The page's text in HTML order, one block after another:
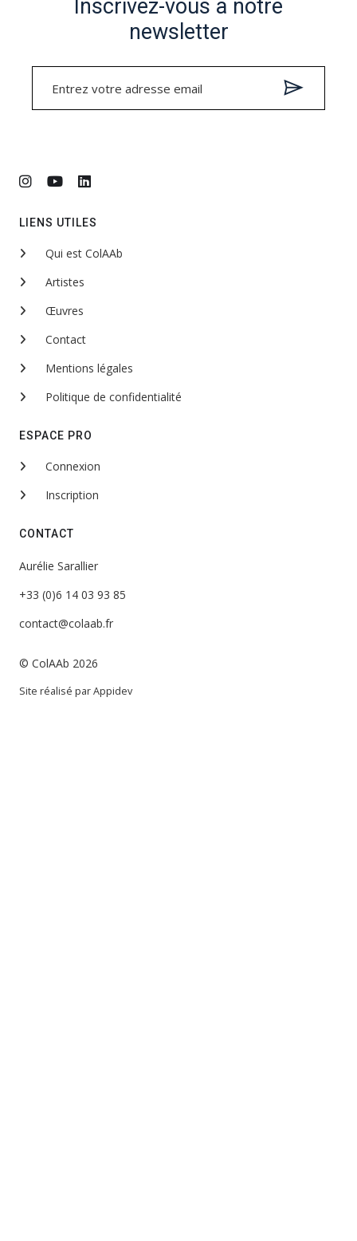
Inscrivez-vous à notre
newsletter
LIENS UTILES
Qui est ColAAb
Artistes
Œuvres
Contact
Mentions légales
Politique de confidentialité
ESPACE PRO
Connexion
Inscription
CONTACT
Aurélie Sarallier
+33 (0)6 14 03 93 85
contact@colaab.fr
© ColAAb 2026
Site réalisé parAppidev